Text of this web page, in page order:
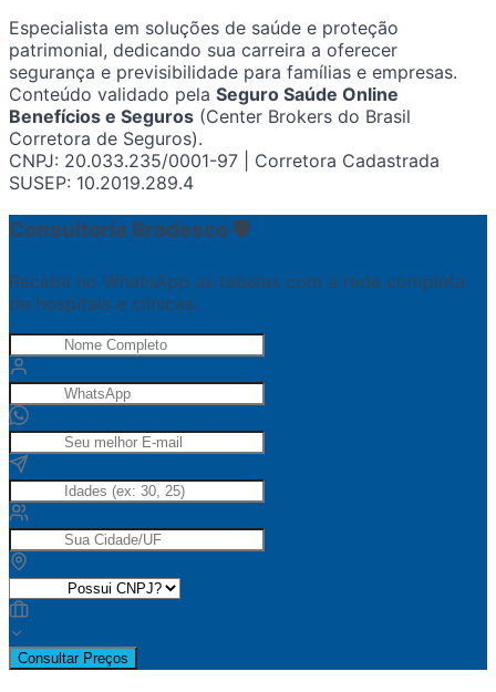
Especialista em soluções de saúde e proteção
patrimonial, dedicando sua carreira a oferecer
segurança e previsibilidade para famílias e empresas.
Conteúdo validado pela Seguro Saúde Online
Benefícios e Seguros (Center Brokers do Brasil
Corretora de Seguros).
CNPJ: 20.033.235/0001-97 | Corretora Cadastrada
SUSEP: 10.2019.289.4
Consultoria Bradesco 🛡️
Receba no WhatsApp as tabelas com a rede completa
de hospitais e clínicas.
Consultar Preços